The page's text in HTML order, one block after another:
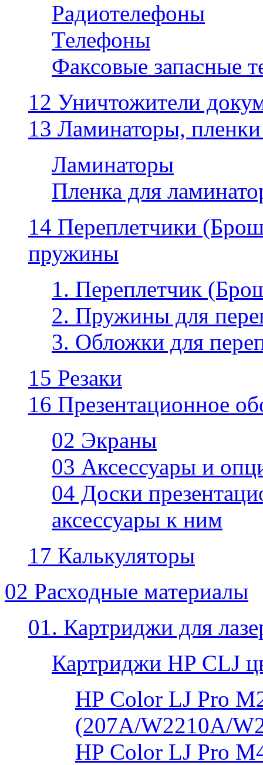
Радиотелефоны
Телефоны
Факсовые запасные
12 Уничтожители
13 Ламинаторы,
Ламинаторы
Пленка для
14 Переплетчики
пружины
1. Переплетчик
2. Пружины для
3. Обложки для
15 Резаки
16 Презентационное
02 Экраны
03 Аксессуары и
04 Доски
аксессуары к ним
17 Калькуляторы
02 Расходные материалы
01. Картриджи для
Картриджи HP CLJ
HP Color LJ Pro
(207A/W2210A/
HP Color LJ Pro